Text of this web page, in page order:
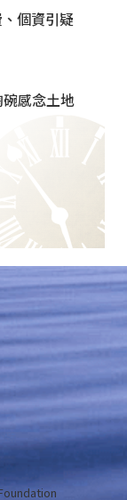
個資引疑
感念土地